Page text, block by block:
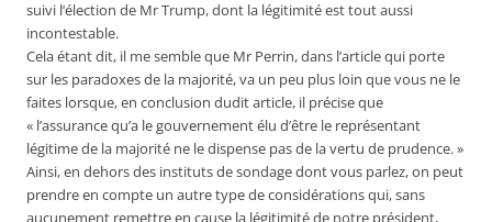
suivi l’élection de Mr Trump, dont la légitimité est tout aussi
incontestable.
Cela étant dit, il me semble que Mr Perrin, dans l’article qui porte
sur les paradoxes de la majorité, va un peu plus loin que vous ne le
faites lorsque, en conclusion dudit article, il précise que
« l’assurance qu’a le gouvernement élu d’être le représentant
légitime de la majorité ne le dispense pas de la vertu de prudence. »
Ainsi, en dehors des instituts de sondage dont vous parlez, on peut
prendre en compte un autre type de considérations qui, sans
aucunement remettre en cause la légitimité de notre président,